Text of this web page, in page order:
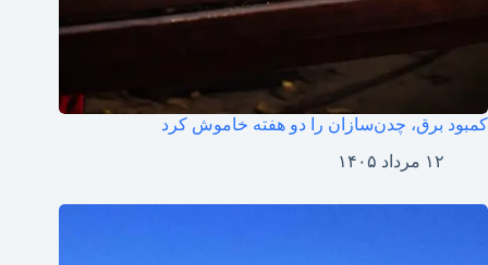
کمبود برق، چدن‌سازان را دو هفته خاموش کرد
۱۲ مرداد ۱۴۰۵